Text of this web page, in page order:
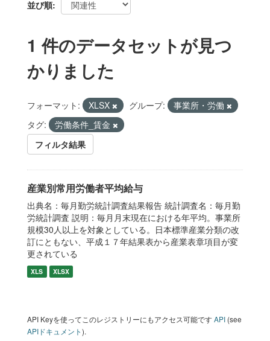
並び順
1 件のデータセットが見つ
かりました
フォーマット: XLSX グループ:
事業所・労働
タグ:
労働条件_賃金
フィルタ結果
産業別常用労働者平均給与
出典名：毎月勤労統計調査結果報告 統計調査名：毎月勤
労統計調査 説明：毎月月末現在における年平均。事業所
規模30人以上を対象としている。日本標準産業分類の改
訂にともない、平成１７年結果表から産業表章項目が変
更されている
XLS XLSX
API Keyを使ってこのレジストリーにもアクセス可能ですAPI (see
APIドキュメント).